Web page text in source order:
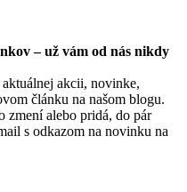
– už vám od nás nikdy
akcii, novinke,
článku na našom blogu.
zmení alebo pridá, do pár
s odkazom na novinku na